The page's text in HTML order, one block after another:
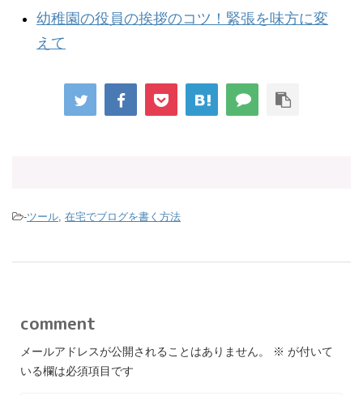
幼稚園の役員の挨拶のコツ！緊張を味方に変
えて
-ツール, 在宅でブログを書く方法
comment
メールアドレスが公開されることはありません。 ※ が付いて
いる欄は必須項目です